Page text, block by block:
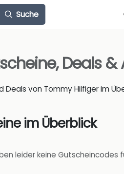
Suche
Deals
von Tommy Hilfiger im
im Überblick
leider keine Gutscheincodes